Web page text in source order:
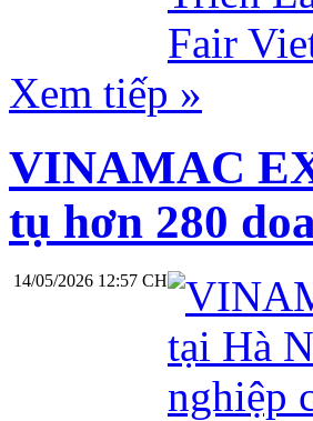
Xem tiếp »
VINAMAC
tụ hơn 280
14/05/2026 12:57 CH